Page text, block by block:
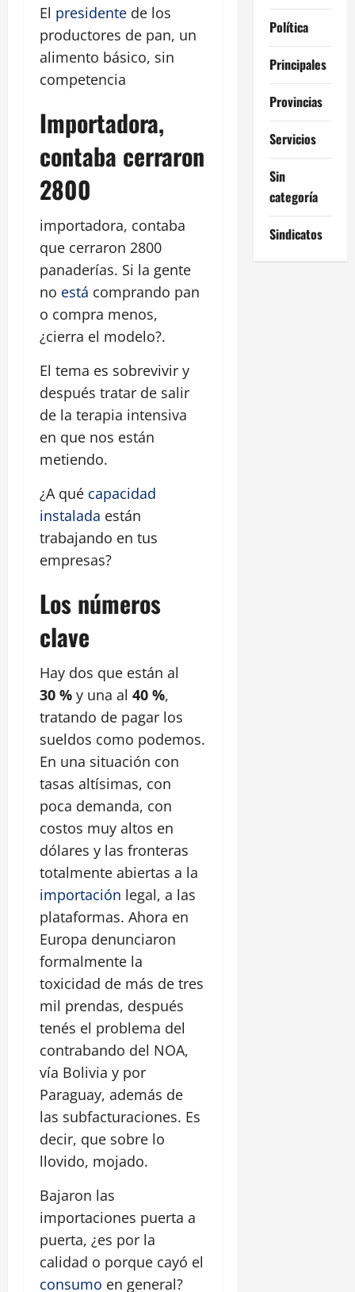
El presidente de los
productores de pan, un
alimento básico, sin
competencia
Importadora,
contaba cerraron
2800
importadora, contaba
que cerraron 2800
panaderías. Si la gente
no está comprando pan
o compra menos,
¿cierra el modelo?.
El tema es sobrevivir y
después tratar de salir
de la terapia intensiva
en que nos están
metiendo.
¿A qué capacidad
instalada están
trabajando en tus
empresas?
Los números
clave
Hay dos que están al
30 % y una al 40 %,
tratando de pagar los
sueldos como podemos.
En una situación con
tasas altísimas, con
poca demanda, con
costos muy altos en
dólares y las fronteras
totalmente abiertas a la
importación legal, a las
plataformas. Ahora en
Europa denunciaron
formalmente la
toxicidad de más de tres
mil prendas, después
tenés el problema del
contrabando del NOA,
vía Bolivia y por
Paraguay, además de
las subfacturaciones. Es
decir, que sobre lo
llovido, mojado.
Bajaron las
importaciones puerta a
puerta, ¿es por la
calidad o porque cayó el
consumo en general?
Política
Principales
Provincias
Servicios
Sin
categoría
Sindicatos